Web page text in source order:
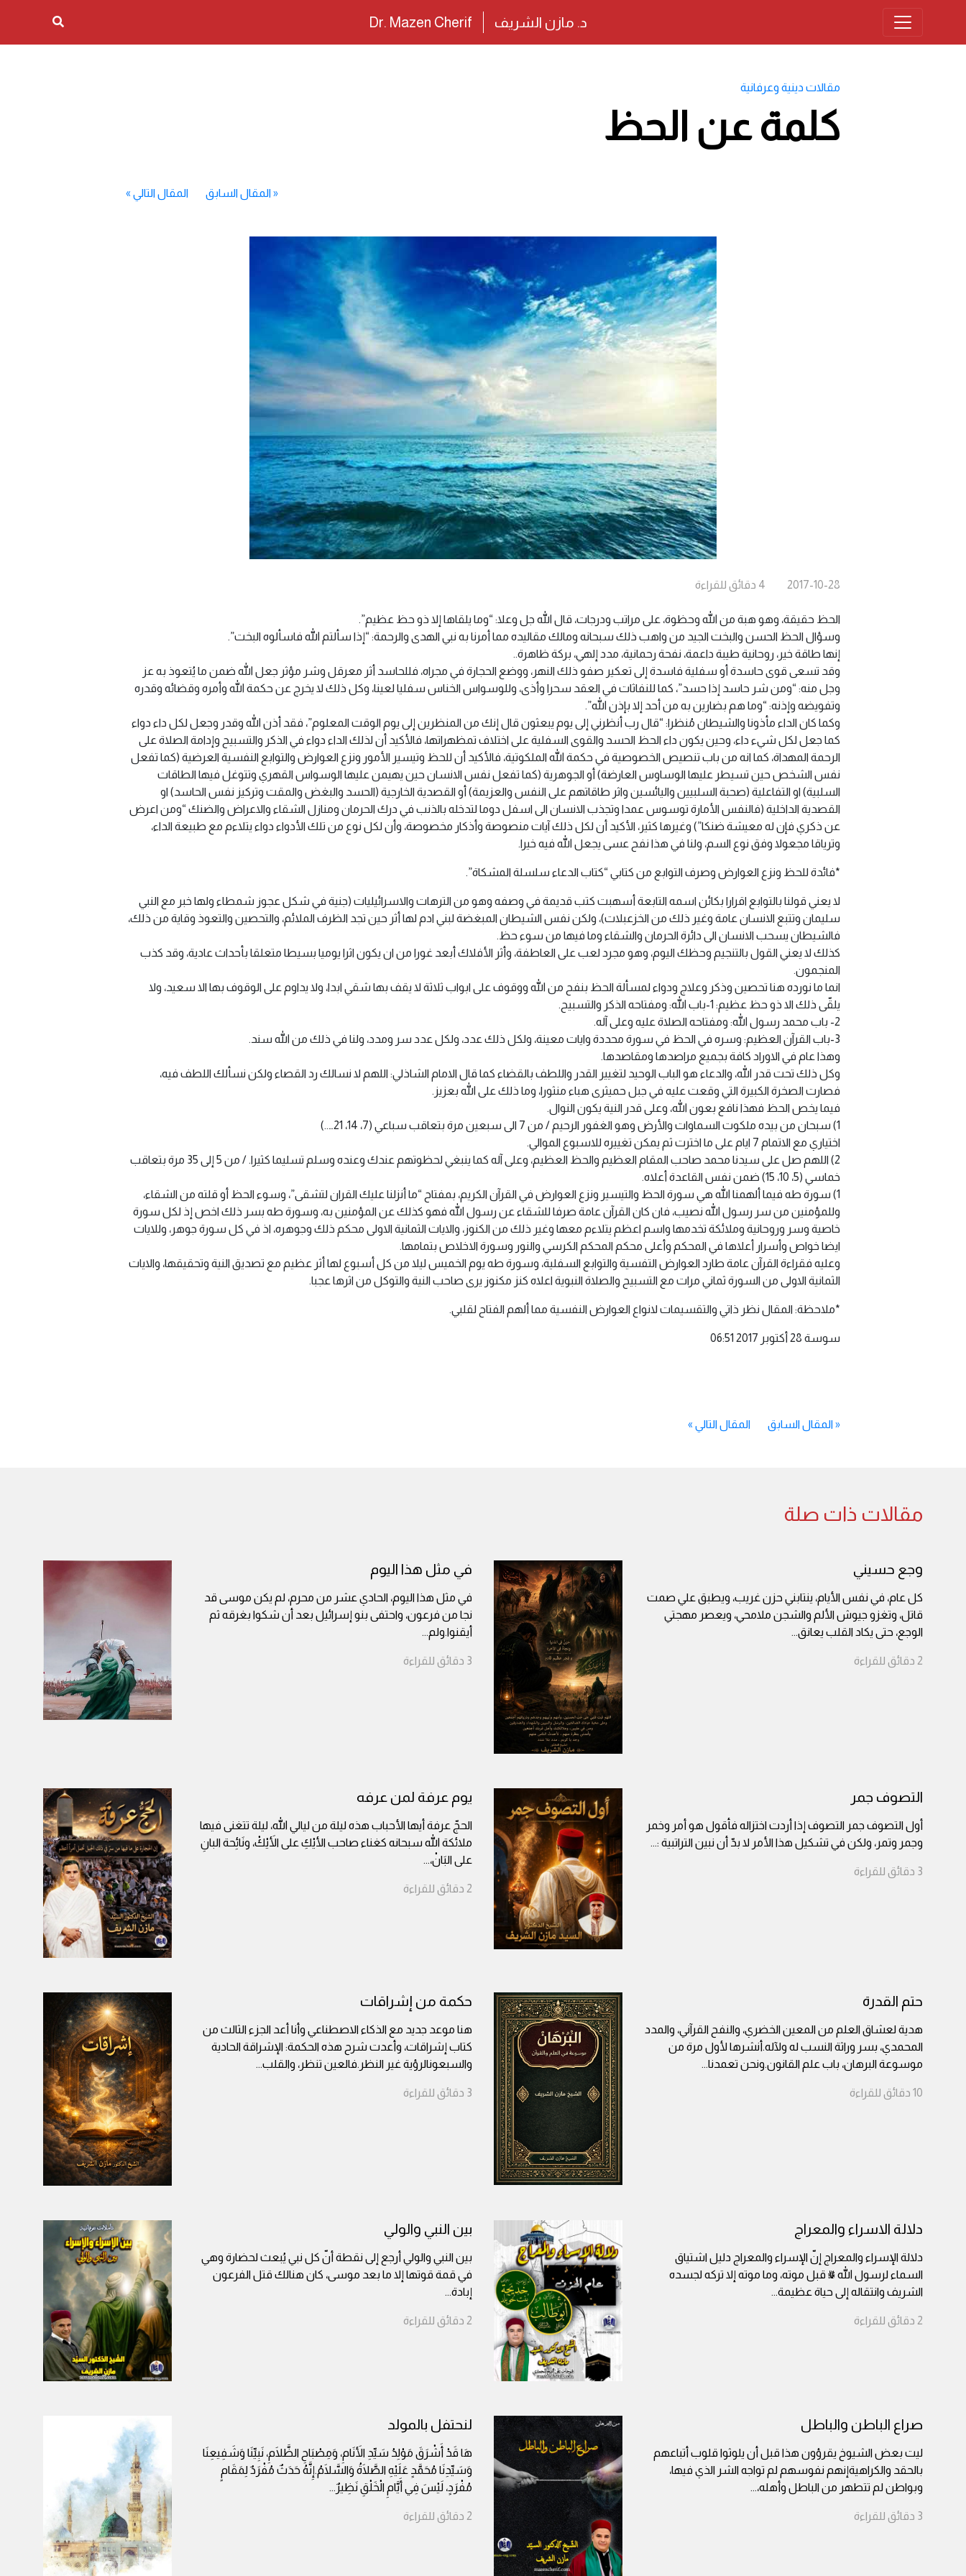
د. مازن الشريف Dr. Mazen Cherif
مقالات دينية وعرفانية
كلمة عن الحظ
«المقال السابق المقال التالي »
2017-10-28
4 دقائق للقراءة
الحظ حقيقة، وهو هبة من الله وحظوة، على مراتب ودرجات، قال الله جل وعلا: “وما يلقاها إلا ذو حظ عظيم”.
وسؤال الحظ الحسن والبخت الجيد من واهب ذلك سبحانه ومالك مقاليده مما أمرنا به نبي الهدى والرحمة: “إذا سألتم الله فاسألوه البخت”.
إنها طاقة خير، روحانية طيبة داعمة، نفحة رحمانية، مدد إلهي، بركة ظاهرة..
وقد تسعى قوى حاسدة أو سفلية فاسدة إلى تعكير صفو ذلك النهر، ووضع الحجارة في مجراه، فللحاسد أثر معرقل وشر مؤثر جعل الله ضمن ما يُتعوذ به عز
وجل منه: “ومن شر حاسد إذا حسد”، كما للنفاثات في العقد سحرا وأذى، وللوسواس الخناس سفليا لعينا، وكل ذلك لا يخرج عن حكمة الله وأمره وقضائه وقدره
وتفويضه وإذنه: “وما هم بضارين به من أحد إلا بإذن الله”.
وكما كان الداء مأذونا والشيطان مُنظرا: “قال رب أنظرني إلى يوم يبعثون قال إنك من المنظرين إلى يوم الوقت المعلوم”، فقد أذن الله وقدر وجعل لكل داء دواء
كما جعل لكل شيء داء، وحين يكون داء الحظ الحسد والقوى السفلية على اختلاف تمظهراتها، فالأكيد أن لذلك الداء دواء في الذكر والتسبيح وإدامة الصلاة على
الرحمة المهداة، كما انه من باب تنصيص الخصوصية في حكمة الله الملكوتية، فالأكيد أن للحظ وتيسير الأمور ونزع العوارض والتوابع النفسية العرضية (كما تفعل
نفس الشخص حين تسيطر عليها الوساوس العارضة) أو الجوهرية (كما تفعل نفس الانسان حين يهيمن عليها الوسواس القهري وتتوغل فيها الطاقات
السلبية) او التفاعلية (صحبة السلبيين واليائسين واثر طاقاتهم على النفس والعزيمة) أو القصدية الخارجية (الحسد والبغض والمقت وتركيز نفس الحاسد) او
القصدية الداخلية (فالنفس الأمارة توسوس عمدا وتجذب الانسان الى اسفل دوما لتدخله بالذنب في درك الحرمان ومنازل الشقاء والاعراض والضنك “ومن اعرض
عن ذكري فإن له معيشة ضنكا”) وغيرها كثير، الأكيد أن لكل ذلك آيات منصوصة وأذكار مخصوصة، وأن لكل نوع من تلك الأدواء دواء يتلاءم مع طبيعة الداء،
وترياقا مجعولا وفق نوع السم، ولنا في هذا نفح عسى يجعل الله فيه خيرا.
*فائدة للحظ ونزع العوارض وصرف التوابع من كتابي “كتاب الدعاء سلسلة المشكاة”.
لا يعني قولنا بالتوابع اقرارا بكائن اسمه التابعة أسهبت كتب قديمة في وصفه وهو من الترهات والاسرائيليات (جنية في شكل عجوز شمطاء ولها خبر مع النبي
سليمان وتتبع الانسان عامة وغير ذلك من الخزعبلات)، ولكن نفس الشيطان المبغضة لبني ادم لها أثر حين تجد الظرف الملائم، والتحصين والتعوذ وقاية من ذلك،
فالشيطان يسحب الانسان الى دائرة الحرمان والشقاء وما فيها من سوء حظ.
كذلك لا يعني القول بالتنجيم وحظك اليوم، وهو مجرد لعب على العاطفة، وأثر الأفلاك أبعد غورا من ان يكون اثرا يوميا بسيطا متعلقا بأحداث عادية، وقد كذب
المنجمون.
انما ما نورده هنا تحصين وذكر وعلاج ودواء لمسألة الحظ بنفح من الله ووقوف على ابواب ثلاثة لا يقف بها شقي ابدا، ولا يداوم على الوقوف بها الا سعيد، ولا
يلقّى ذلك الا ذو حظ عظيم: 1-باب الله: ومفتاحه الذكر والتسبيح.
2- باب محمد رسول الله: ومفتاحه الصلاة عليه وعلى آله.
3-باب القرآن العظيم: وسره في الحظ في سورة محددة وايات معينة، ولكل ذلك عدد، ولكل عدد سر ومدد، ولنا في ذلك من الله سند.
وهذا عام في الاوراد كافة بجميع مراصدها ومقاصدها.
وكل ذلك تحت قدر الله، والدعاء هو الباب الوحيد لتغيير القدر واللطف بالقضاء كما قال الامام الشاذلي: اللهم لا نسالك رد القصاء ولكن نسألك اللطف فيه،
فصارت الصخرة الكبيرة التي وقعت عليه في جبل حميثرى هباء منثورا، وما ذلك على الله بعزيز.
فيما يخص الحظ فهذا نافع بعون الله، وعلى قدر النية يكون النوال.
1) سبحان من بيده ملكوت السماوات والأرض وهو الغفور الرحيم / من 7 الى سبعين مرة بتعاقب سباعي (7، 14، 21…..)
اختياري مع الاتمام 7 ايام على ما اخترت ثم يمكن تغييره للاسبوع الموالي.
2) اللهم صل على سيدنا محمد صاحب المقام العظيم والحظ العظيم، وعلى آله كما ينبغي لحظوتهم عندك وعنده وسلم تسليما كثيرا. / من 5 إلى 35 مرة بتعاقب
خماسي (5، 10، 15) ضمن نفس القاعدة أعلاه.
1) سورة طه فيما ألهمنا الله هي سورة الحظ والتيسير ونزع العوارض في القرآن الكريم، بمفتاح “ما أنزلنا عليك القران لتشقى”، وسوء الحظ أو قلته من الشقاء،
وللمؤمنين من سر رسول الله نصيب، فان كان القرآن عامة صرفا للشقاء عن رسول الله فهو كذلك عن المؤمنين به، وسورة طه بسر ذلك اخص إذ لكل سورة
خاصية وسر وروحانية وملائكة تخدمها واسم اعظم يتلاءم معها وغير ذلك من الكنوز، والايات الثمانية الاولى محكم ذلك وجوهره، اذ في كل سورة جوهر، وللايات
ايضا خواص وأسرار أعلاها في المحكم وأعلى محكم المحكم الكرسي والنور وسورة الاخلاص بتمامها.
وعليه فقراءة القرآن عامة طارد العوارض التفسية والتوابع السفلية، وسورة طه يوم الخميس ليلا من كل أسبوع لها أثر عظيم مع تصديق النية وتحقيقها، والايات
الثمانية الاولى من السورة ثماني مرات مع التسبيح والصلاة النبوية اعلاه كنز مكنوز يرى صاحب النية والتوكل من اثرها عجبا.
*ملاحظة: المقال نظر ذاتي والتقسيمات لانواع العوارض النفسية مما ألهم الفتاح لقلبي.
سوسة 28 أكتوبر 2017 06:51
«المقال السابق المقال التالي »
مقالات ذات صلة
وجع حسيني
كل عام، في نفس الأيام، ينتابني حزن غريب، ويطبق علي صمت
قاتل، وتغزو جيوش الألم والشجن ملامحي، ويعصر مهجتي
الوجع، حتى يكاد القلب يعانق...
2 دقائق للقراءة
في مثل هذا اليوم
في مثل هذا اليوم، الحادي عشر من محرم، لم يكن موسى قد
نجا من فرعون، واحتفى بنو إسرائيل بعد أن شكوا بغرقه ثم
أيقنوا.ولم...
3 دقائق للقراءة
التصوف جمر
أول التصوف جمر التصوف إذا أردت اختزاله فأقول هو أمر وخمر
وجمر وتمر، ولكن في تشكيل هذا الأمر لا بدّ أن نبين التراتبية :...
3 دقائق للقراءة
يوم عرفة لمن عرفه
الحجّ عرفة أيها الأحباب هذه ليلة من ليالي الله، ليلة تتغنى فيها
ملائكة الله سبحانه كغناء صاحب الأيْكِ على الأَيْكْ، ونَائِحة البانِ
على البَانْ،...
2 دقائق للقراءة
حتم القدرة
هدية لعشاق العلم من المعين الخضري، والنفح القرآني، والمدد
المحمدي، بسر وراثة النسب له ولآله.أنشرها لأول مرة من
موسوعة البرهان، باب علم القانون.ونحن تعمدنا...
10 دقائق للقراءة
حكمة من إشراقات
هنا موعد جديد مع الذكاء الاصطناعي وأنا أعد الجزء الثالث من
كتاب إشراقات، وأعدت شرح هذه الحكمة: الإشراقة الحادية
والسبعونالرؤية غير النظر.فالعين تنظر، والقلب...
3 دقائق للقراءة
دلالة الاسراء والمعراج
دلالة الإسراء والمعراج إنّ الإسراء والمعراج دليل اشتياق
السماء لرسول الله ﷺ قبل موته، وما موته إلا تركه لجسده
الشريف وانتقاله إلى حياة عظيمة...
2 دقائق للقراءة
بين النبي والولي
بين النبي والولي أرجع إلى نقطة أنّ كل نبي يُبعث لحضارة وهي
في قمة قوتها إلا ما بعد موسى، كان هنالك قتل الفرعون
إبادة...
2 دقائق للقراءة
صراع الباطن والباطل
ليت بعض الشيوخ يقرؤون هذا قبل أن يلوثوا قلوب أتباعهم
بالحقد والكراهيةإنهم نفوسهم لم تواجه الشر الذي فيها،
وبواطن لم تتطهر من الباطل وأهله،...
3 دقائق للقراءة
لنحتفل بالمولد
هَا قَدْ أَشْرَقَ مَوْلِدُ سَيِّدِ الأَنَامِ، وَمِصْبَاحِ الظَّلَامِ، نَبِيِّنَا وَشَفِيعِنَا
وَسَيِّدِنَا مُحَمَّدٍ عَلَيْهِ الصَّلَاةُ وَالسَّلَامُ.إِنَّهُ حَدَثٌ مُفْرَدٌ لِمَقَامٍ
مُفْرَدٍ، لَيْسَ فِي أَيَّامِ الْخَلْقِ نَظِيرٌ...
2 دقائق للقراءة